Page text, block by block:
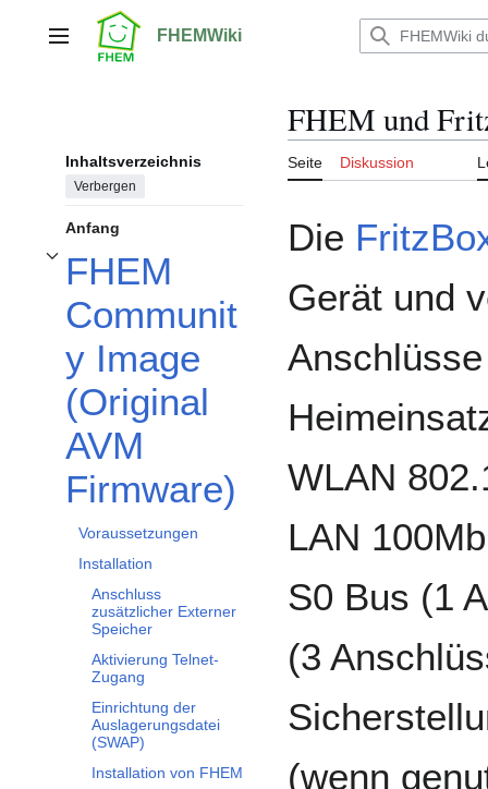
springenHauptmenü FHEMWiki
Inhaltsverzeichnis
Verbergen
Anfang
FHEM
Communit
y Image
(Original
AVM
Firmware)
Unterabschnitt FHEM Community Image (Original AVM Firmware) umschalten
Voraussetzungen
Installation
Anschluss
zusätzlicher Externer
Speicher
Aktivierung Telnet-
Zugang
Einrichtung der
Auslagerungsdatei
(SWAP)
Installation von FHEM
FHEM und
Seite Diskussion
Die
Gerät und
WLAN
LAN
S0 Bus (1
(3
(wenn